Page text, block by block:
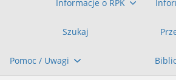
Informacje o RPK
Szukaj
Pomoc / Uwagi